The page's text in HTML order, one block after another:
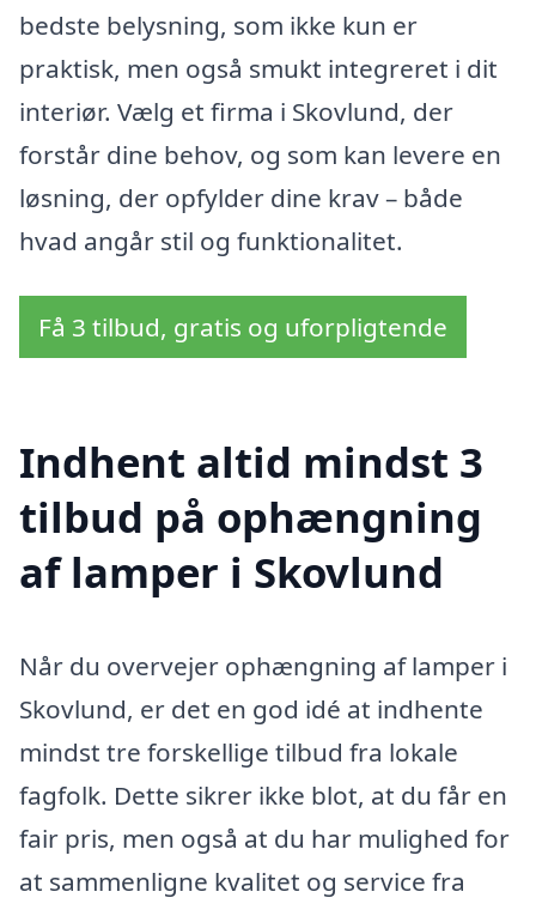
bedste belysning, som ikke kun er
praktisk, men også smukt integreret i dit
interiør. Vælg et firma i Skovlund, der
forstår dine behov, og som kan levere en
løsning, der opfylder dine krav – både
hvad angår stil og funktionalitet.
Få 3 tilbud, gratis og uforpligtende
Indhent altid mindst 3
tilbud på ophængning
af lamper i Skovlund
Når du overvejer ophængning af lamper i
Skovlund, er det en god idé at indhente
mindst tre forskellige tilbud fra lokale
fagfolk. Dette sikrer ikke blot, at du får en
fair pris, men også at du har mulighed for
at sammenligne kvalitet og service fra